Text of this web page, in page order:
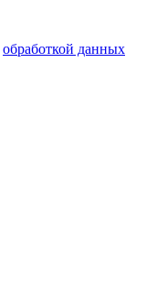
обработкой данных